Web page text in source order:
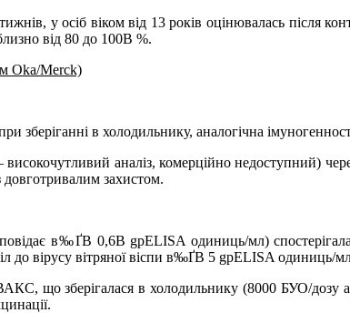
у осіб віком від 13 років оцінювалась після
від 80 до 100В %.
Oka/Merck)
зберіганні в холодильнику, аналогічна
аналіз, комерційно недоступний)
захистом.
в‰ҐВ 0,6В gpELISA одиниць/мл)
до вірусу вітряної віспи в‰ҐВ 5 gpELISA одиниць/
що зберігалася в холодильнику (8000 БУО/дозу